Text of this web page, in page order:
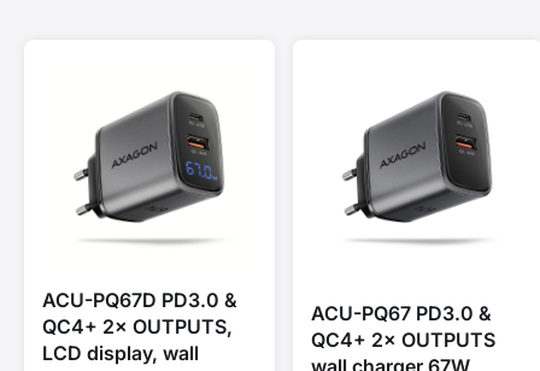
ACU-PQ67D PD3.0 &
QC4+ 2× OUTPUTS,
LCD display, wall
ACU-PQ67 PD3.0 &
QC4+ 2× OUTPUTS
wall charger 67W